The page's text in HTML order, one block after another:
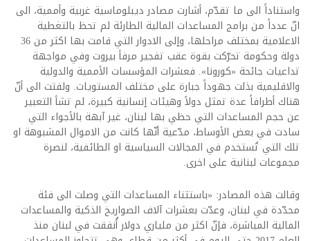
واستناداً الى ما تقدّم، أشارت مصادر ديبلوماسية غربية وأممية، الى
انّ عدداً من برامج المساعدات المالية الطارئة لم تحظ بالتغطية
الاعلامية بمختلف مراحلها، وإلى الادوار التي قامت بها اكثر من 36
دولة وحكومة تحرّكت بقوة عقب تفجير مرفأ بيروت وفي مواجهة
تداعيات جائحة «كورونا». فعشرات المؤسسات الأممية والدولية
والاقليمية بذلت جهوداً جبارة على مختلف المستويات. ولفتت الى أنّ
هناك أطرافاً عدة تمثل دولاً وهيئات إنسانية كبيرة، لم تشأ التعبير
عن حجم المساعدات التي حظي بها لبنان، غير آبهة بالأجواء التي
سادت في بعض الأوساط، مدّعية أنّها كانت من الاموال المشبوهة او
تلك التي تُستخدم في المجالات السياسية او الطائفية، لنصرة
مجموعات لبنانية على اخرى.
وقالت هذه المصادر: «باستثناء المساعدات التي وصلت الى فئة
محدّدة في لبنان، وعدّت بعشرات آلاف الصواريخ الذكية والمساعدات
المالية المباشرة، فإنّ اكثر من ملياري دولار أُنفقت في لبنان منذ